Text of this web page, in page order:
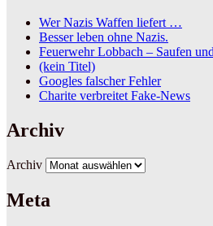
Wer Nazis Waffen liefert …
Besser leben ohne Nazis.
Feuerwehr Lobbach – Saufen
(kein Titel)
Googles falscher Fehler
Charite verbreitet Fake-News
Archiv
Archiv
Meta